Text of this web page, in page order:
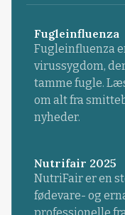
Fugleinfluenza
Fugleinfluenza
virussygdom,
tamme fugle.
om alt fra
nyheder.
Nutrifair 2025
NutriFair er en
fødevare- og
professionelle